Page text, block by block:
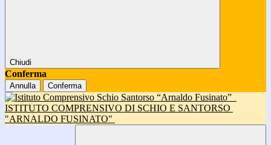
Chiudi
Conferma
Annulla Conferma
ISTITUTO COMPRENSIVO DI SCHIO E SANTORSO
"ARNALDO FUSINATO"